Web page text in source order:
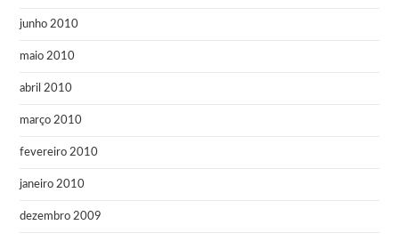
junho 2010
maio 2010
abril 2010
março 2010
fevereiro 2010
janeiro 2010
dezembro 2009